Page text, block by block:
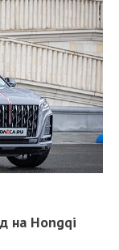
на Hongqi